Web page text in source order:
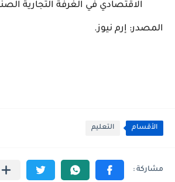
الاقتصادي في الغرفة التجارية
المصدر: إرم نيوز.
الأقسام التعليم